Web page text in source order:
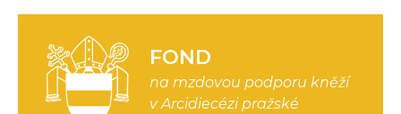
FOND
na mzdovou podporu kněží
v Arcidiecézi pražské